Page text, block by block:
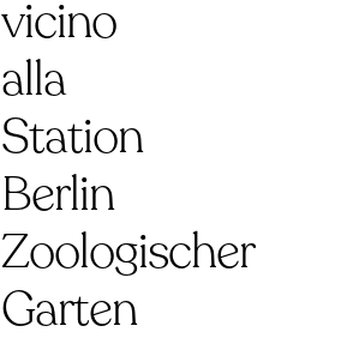
vicino
alla
Station
Berlin
Zoologischer
Garten